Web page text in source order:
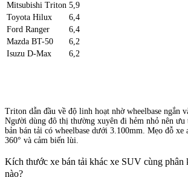
Mitsubishi Triton 5,9
Toyota Hilux
6,4
Ford Ranger
6,4
Mazda BT-50
6,2
Isuzu D-Max
6,2
Triton dẫn đầu về độ linh hoạt nhờ wheelbase ngắn
Người dùng đô thị thường xuyên đi hẻm nhỏ nên ưu
bản bán tải có wheelbase dưới 3.100mm. Mẹo đỗ xe
360° và cảm biến lùi.
Kích thước xe bán tải khác xe SUV cùng phân
nào?